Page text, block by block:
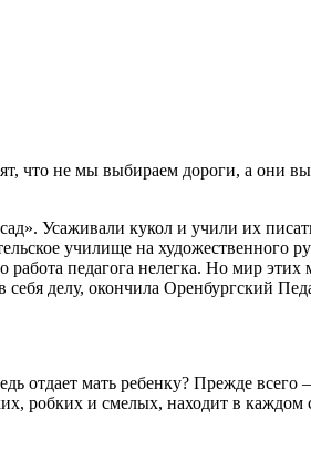
что не мы выбираем дороги, а они
Усаживали кукол и учили их
училище на художественного
работа педагога нелегка. Но мир этих
делу, окончила Оренбургский
отдает мать ребенку? Прежде всего
робких и смелых, находит в